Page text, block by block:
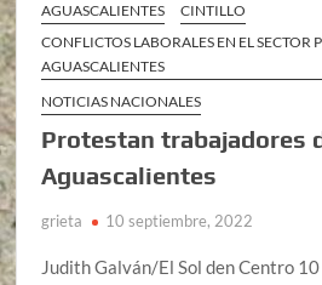
AGUASCALIENTES
CINTILLO
CONFLICTOS LABORALES EN EL SECTOR
AGUASCALIENTES
NOTICIAS NACIONALES
Protestan trabajadores
Aguascalientes
grieta 10 septiembre, 2022
Judith Galván/El Sol den Centro